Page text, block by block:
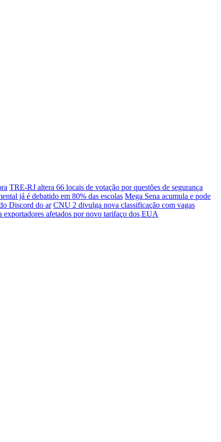
TRE-RJ altera 66 locais de votação por questões de segurança
já é debatido em 80% das escolas Mega Sena acumula e pode
Discord do ar CNU 2 divulga nova classificação com vagas
afetados por novo tarifaço dos EUA